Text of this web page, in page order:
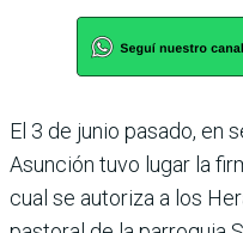
El 3 de junio pasado, en
Asunción tuvo lugar la
cual se autoriza a los